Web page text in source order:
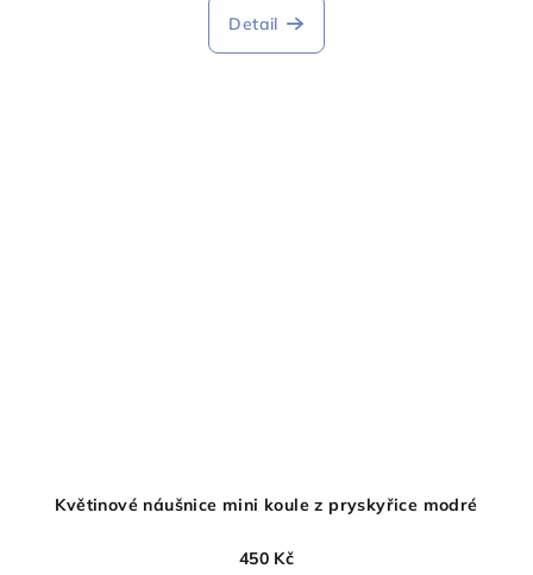
Detail
Květinové náušnice mini koule z pryskyřice modré
450 Kč